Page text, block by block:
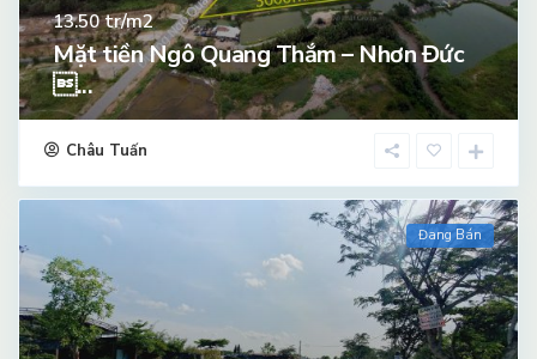
13.50tr/m2
Mặt tiền Ngô Quang Thắm – Nhơn Đức
...
Châu Tuấn
Đang Bán